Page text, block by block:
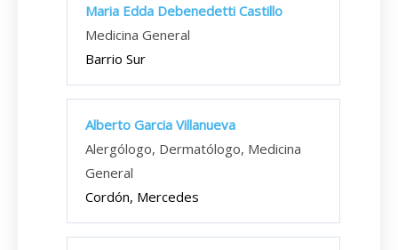
Maria Edda Debenedetti Castillo
Medicina General
Barrio Sur
Alberto Garcia Villanueva
Alergólogo, Dermatólogo, Medicina
General
Cordón, Mercedes